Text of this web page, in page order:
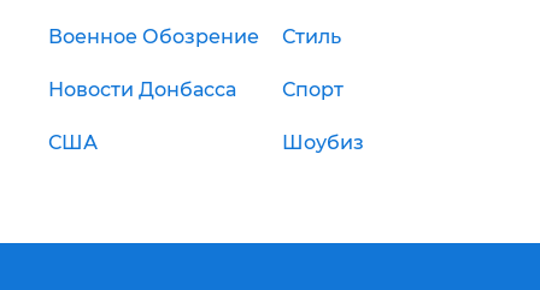
Военное Обозрение Стиль
Новости Донбасса Спорт
США Шоубиз